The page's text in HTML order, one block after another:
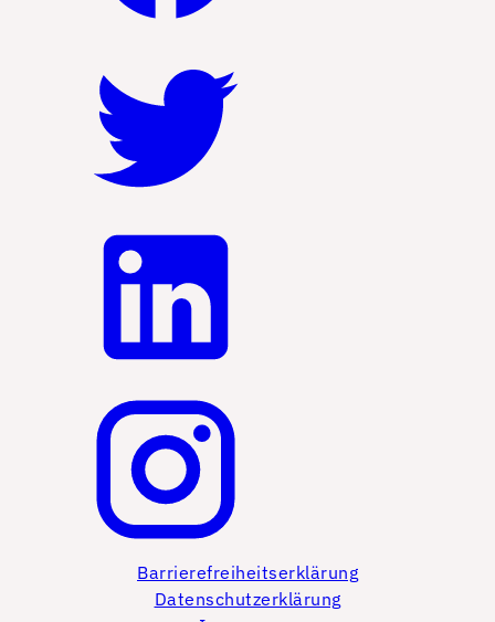
Barrierefreiheitserklärung
Datenschutzerklärung